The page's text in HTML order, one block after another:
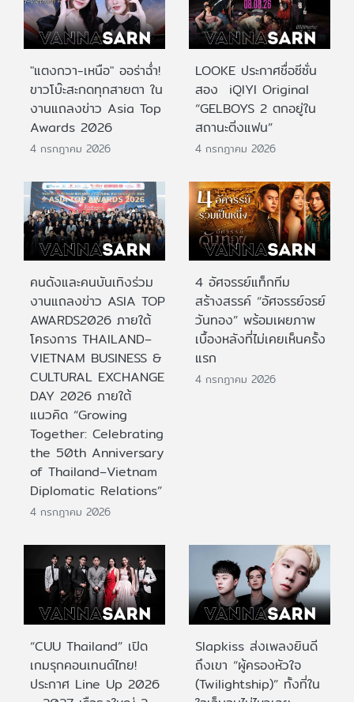
"แตงกวา-เหนือ" ออร่าฉ่ำ!
ขาวโบ๊ะสะกดทุกสายตา ใน
งานแถลงข่าว Asia Top
Awards 2026
4 กรกฎาคม 2026
LOOKE ประกาศชื่อซีซั่น
สอง iQIYI Original
“GELBOYS 2 ตกอยู่ใน
สถานะติ่งแฟน”
4 กรกฎาคม 2026
คนดังและคนบันเทิงร่วม
งานแถลงข่าว ASIA TOP
AWARDS2026 ภายใต้
โครงการ THAILAND–
VIETNAM BUSINESS &
CULTURAL EXCHANGE
DAY 2026 ภายใต้
แนวคิด “Growing
Together: Celebrating
the 50th Anniversary
of Thailand–Vietnam
Diplomatic Relations”
4 กรกฎาคม 2026
4 อัศจรรย์แท็กทีม
สร้างสรรค์ “อัศจรรย์จรย์
วันทอง” พร้อมเผยภาพ
เบื้องหลังที่ไม่เคยเห็นครั้ง
แรก
4 กรกฎาคม 2026
“CUU Thailand” เปิด
เกมรุกคอนเทนต์ไทย!
ประกาศ Line Up 2026
Slapkiss ส่งเพลงยินดี
ถึงเขา “ผู้ครองหัวใจ
(Twilightship)” ทั้งที่ใน